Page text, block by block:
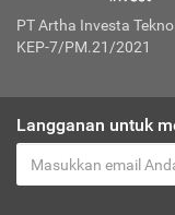
PT Artha Investa
KEP-7/PM.21/2021
Langganan untuk